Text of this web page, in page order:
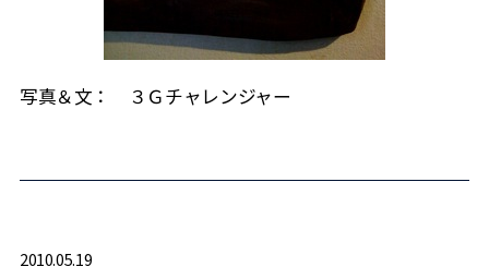
写真＆文： ３Ｇチャレンジャー
2010.05.19